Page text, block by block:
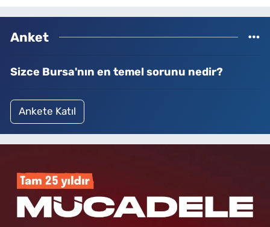
Anket
Sizce Bursa'nın en temel sorunu nedir?
Ankete Katıl